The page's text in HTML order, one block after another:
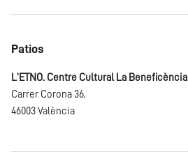
Patios
L'ETNO. Centre Cultural La Beneficència
Carrer Corona 36,
46003 València